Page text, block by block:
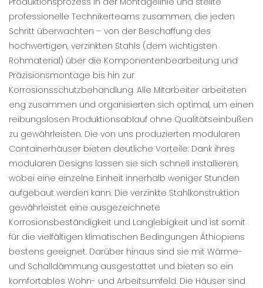
professionelle Technikerteams zusammen, die jeden
Schritt überwachten – von der Beschaffung des
hochwertigen, verzinkten Stahls (dem wichtigsten
Rohmaterial) über die Komponentenbearbeitung und
Präzisionsmontage bis hin zur
Korrosionsschutzbehandlung. Alle Mitarbeiter arbeiteten
eng zusammen und organisierten sich optimal, um einen
reibungslosen Produktionsablauf ohne Qualitätseinbußen
zu gewährleisten. Die von uns produzierten modularen
Containerhäuser bieten deutliche Vorteile: Dank ihres
modularen Designs lassen sie sich schnell installieren,
wobei eine einzelne Einheit innerhalb weniger Stunden
aufgebaut werden kann. Die verzinkte Stahlkonstruktion
gewährleistet eine ausgezeichnete
Korrosionsbeständigkeit und Langlebigkeit und ist somit
für die vielfältigen klimatischen Bedingungen Äthiopiens
bestens geeignet. Darüber hinaus sind sie mit Wärme-
und Schalldämmung ausgestattet und bieten so ein
komfortables Wohn- und Arbeitsumfeld. Die Häuser sind